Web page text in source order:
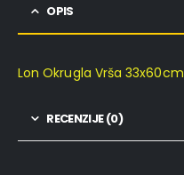
OPIS
Lon Okrugla Vrša 33x60cm
RECENZIJE (0)